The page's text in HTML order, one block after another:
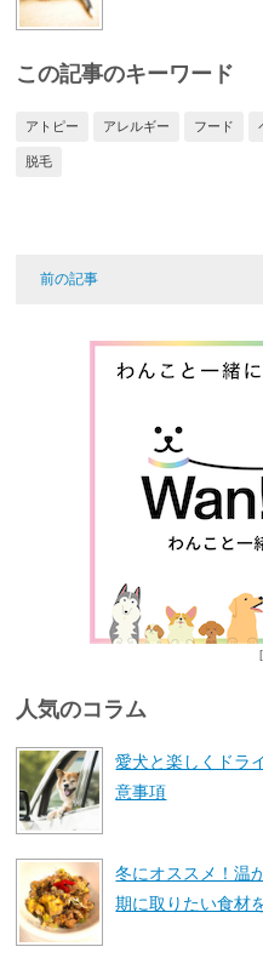
この記事のキーワード
アトピー アレルギー フード
脱毛
前の記事
人気のコラム
愛犬と楽しくドラ
意事項
冬にオススメ！温
期に取りたい食材